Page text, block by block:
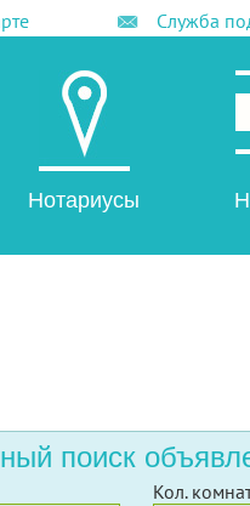
Служба
Нотариусы
поиск
Кол.